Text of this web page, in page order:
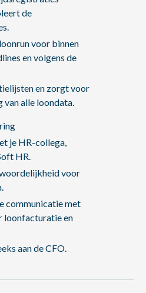
de
voor binnen
en volgens de
en zorgt voor
alle loondata.
je HR-collega,
HR.
voor
communicatie met
loonfacturatie en
aan de CFO.